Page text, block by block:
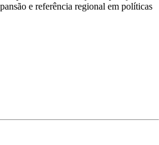
e referência regional em políticas